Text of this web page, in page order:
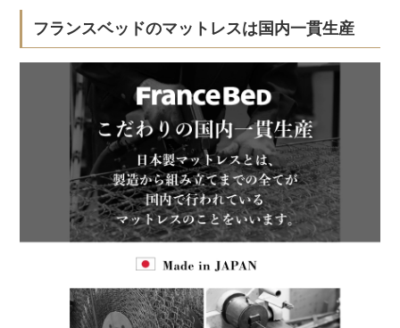
フランスベッドのマットレスは国内一貫生産